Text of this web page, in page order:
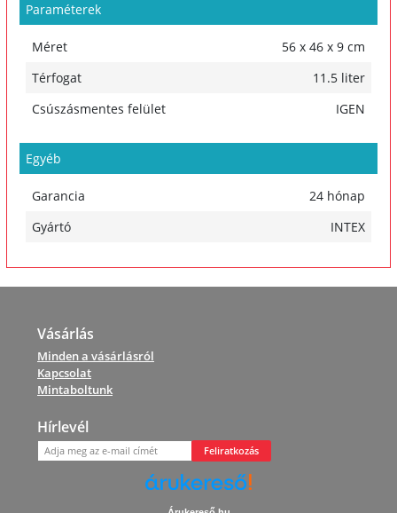
Paraméterek
Méret
56 x 46 x 9 cm
Térfogat
11.5 liter
Csúszásmentes felület
IGEN
Egyéb
Garancia
24 hónap
Gyártó
INTEX
Vásárlás
Minden a vásárlásról
Kapcsolat
Mintaboltunk
Hírlevél
Feliratkozás